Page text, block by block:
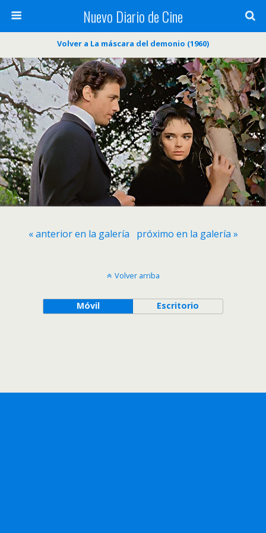
Nuevo Diario de Cine
Volver a La máscara del demonio (1960)
« anterior en la galería próximo en la galería »
Volver arriba
Móvil Escritorio